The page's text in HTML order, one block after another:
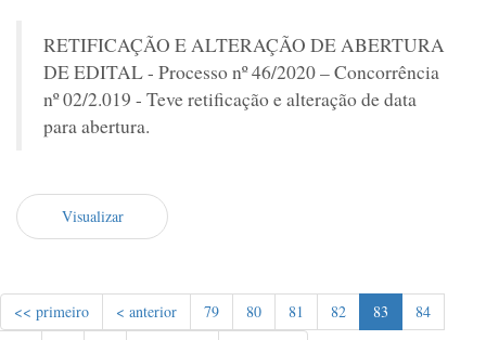
RETIFICAÇÃO E ALTERAÇÃO DE ABERTURA
DE EDITAL - Processo nº 46/2020 – Concorrência
nº 02/2.019 - Teve retificação e alteração de data
para abertura.
Visualizar
<< primeiro < anterior 79 80 81 82 83
84